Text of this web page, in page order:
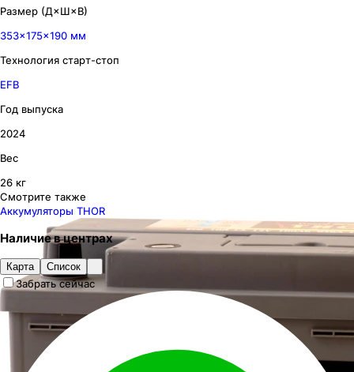
Размер (Д×Ш×В)
353×175×190 мм
Технология старт-стоп
EFB
Год выпуска
2024
Вес
26 кг
Смотрите также
Аккумуляторы THOR
Наличиевцентрах
Карта Список
Забрать сейчас